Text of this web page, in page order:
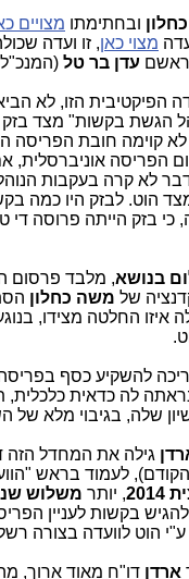
ובחתימתו מצויים
מצוי כאן, זו ועדה
עדן בר טל
הפיקטיבית הזו, לא
הגשת בקשות" מצד בזק
לא קוימה חובת הפריסה
הפריסה אוניברסלית,
לא קרה בעקבות
הוט. לבזק היו כמה
כי בזק הייתה פרוסה די
בנושא, מלבד פרסום
של משה כחלון
איזו החלטה מצידו,
להשקיע כסף בפריסה
לה כדאית כלכלית,
שלה, בגיבוי מלא של
גילה את המחדל הזה
לעמוד בראש
, יותר משלוש
בקשות לעניין
הוט לוועדה בצורה
ארדן דו"ח מאוד ארוך,